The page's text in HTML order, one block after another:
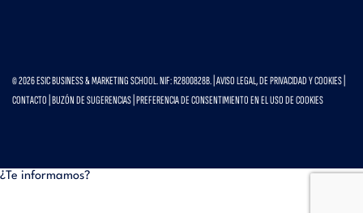
© 2026 ESIC BUSINESS & MARKETING SCHOOL. NIF: R2800828B. | AVISO LEGAL, DE PRIVACIDAD Y COOKIES
CONTACTO BUZÓN DE SUGERENCIAS PREFERENCIA DE CONSENTIMIENTO EN EL USO DE COOKIES
¿Te informamos?